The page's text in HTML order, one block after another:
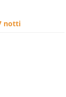
notti